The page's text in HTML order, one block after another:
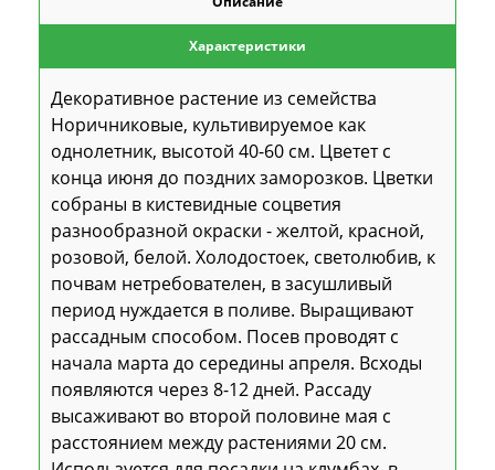
Характеристики
Декоративное растение из семейства
Норичниковые, культивируемое как
однолетник, высотой 40-60 см. Цветет с
конца июня до поздних заморозков. Цветки
собраны в кистевидные соцветия
разнообразной окраски - желтой, красной,
розовой, белой. Холодостоек, светолюбив, к
почвам нетребователен, в засушливый
период нуждается в поливе. Выращивают
рассадным способом. Посев проводят с
начала марта до середины апреля. Всходы
появляются через 8-12 дней. Рассаду
высаживают во второй половине мая с
расстоянием между растениями 20 см.